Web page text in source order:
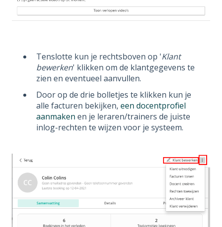
Tenslotte kun je rechtsboven op 'Klant
bewerken' klikken om de klantgegevens te
zien en eventueel aanvullen.
Door op de drie bolletjes te klikken kun je
alle facturen bekijken, een docentprofiel
aanmaken en je leraren/trainers de juiste
inlog-rechten te wijzen voor je systeem.